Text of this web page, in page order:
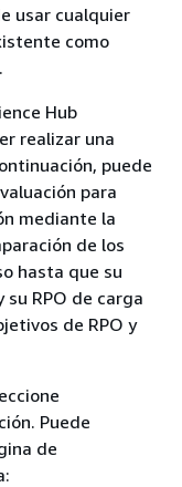
usar cualquier
como
Hub
realizar una
puede
para
mediante la
de los
hasta que su
RPO de carga
de RPO y
Puede
de